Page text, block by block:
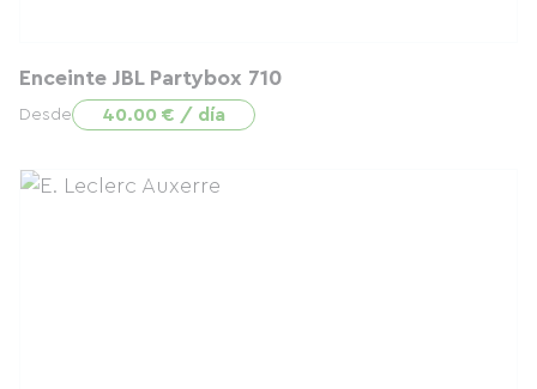
Enceinte JBL Partybox 710
Desde 40.00 € / día